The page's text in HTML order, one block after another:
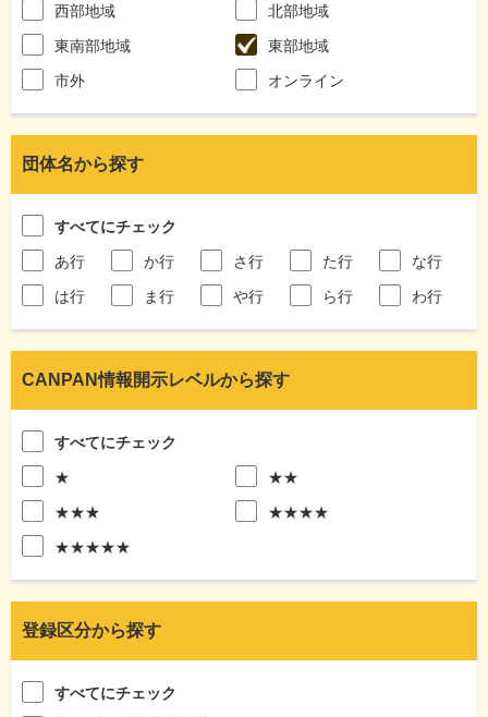
西部地域
北部地域
東南部地域
東部地域
市外
オンライン
団体名から探す
すべてにチェック
あ行
か行 さ行 た行
な行
は行
ま行 や行 ら行 わ行
CANPAN情報開示レベルから探す
すべてにチェック
★
★★
★★★
★★★★
★★★★★
登録区分から探す
すべてにチェック